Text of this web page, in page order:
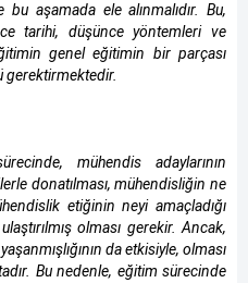
aşamada ele alınmalıdır. Bu,
tarihi, düşünce yöntemleri ve
genel eğitimin bir parçası
gerektirmektedir.
mühendis adaylarının
donatılması, mühendisliğin ne
etiğinin neyi amaçladığı
olması gerekir. Ancak,
da etkisiyle, olması
Bu nedenle, eğitim sürecinde